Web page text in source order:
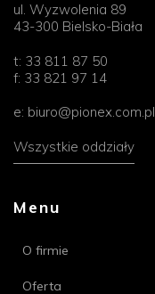
ul. Wyzwolenia 89
43-300 Bielsko-Biała
t: 33 811 87 50
f: 33 821 97 14
e: biuro@pionex.com.pl
Wszystkie oddziały
Menu
O firmie
Oferta